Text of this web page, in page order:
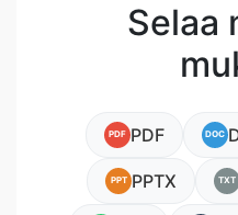
Selaa
PDF PDF DOC
PPT PPTX TXT